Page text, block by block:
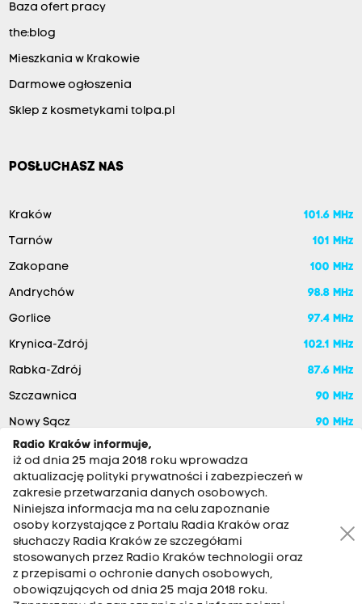
Baza ofert pracy
the:blog
Mieszkania w Krakowie
Darmowe ogłoszenia
Sklep z kosmetykami tolpa.pl
POSŁUCHASZ NAS
Kraków 101.6 MHz
Tarnów 101 MHz
Zakopane 100 MHz
Andrychów 98.8 MHz
Gorlice 97.4 MHz
Krynica-Zdrój 102.1 MHz
Rabka-Zdrój 87.6 MHz
Szczawnica 90 MHz
Nowy Sącz 90 MHz
RADIO KRAKÓW SA. Aleja Juliusza Słowackiego 22, 30-007
Kraków
Radio Kraków informuje,
iż od dnia 25 maja 2018 roku wprowadza
aktualizację polityki prywatności i zabezpieczeń w
zakresie przetwarzania danych osobowych.
Niniejsza informacja ma na celu zapoznanie
osoby korzystające z Portalu Radia Kraków oraz
słuchaczy Radia Kraków ze szczegółami
stosowanych przez Radio Kraków technologii oraz
z przepisami o ochronie danych osobowych,
obowiązujących od dnia 25 maja 2018 roku.